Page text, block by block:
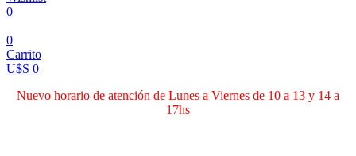
0
0
Carrito
U$S 0
Nuevo horario de atención de Lunes a Viernes de 10 a 13 y 14 a
17hs